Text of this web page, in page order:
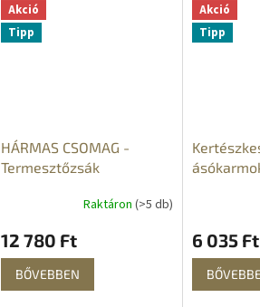
Akció
Tipp
HÁRMAS CSOMAG -
Termesztőzsák
paradicsomra, és más
Raktáron (>5 db)
12 780 Ft
BŐVEBBEN
Akció
Tipp
6 035 Ft